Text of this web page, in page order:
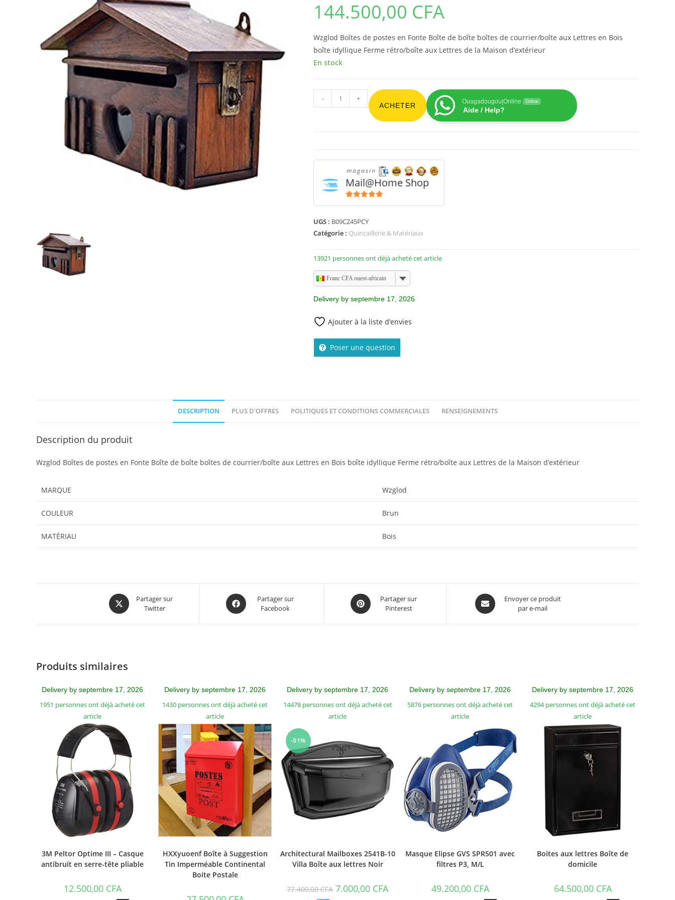
144.500,00 CFA
Wzglod Boîtes de postes en Fonte Boîte de boîte boîtes de courrier/boîte aux Lettres en Bois
boîte idyllique Ferme rétro/boîte aux Lettres de la Maison d’extérieur
En stock
- +
ACHETER Ouagadougou|Online Online
Aide / Help?
magasin
Mail@Home Shop
UGS : B09CZ45PCY
Catégorie : Quincaillerie & Matériaux
13921 personnes ont déjà acheté cet article
Franc CFA ouest-africain
Delivery by septembre 17, 2026
Ajouter à la liste d’envies
Poser une question
DESCRIPTION PLUS D'OFFRES POLITIQUES ET CONDITIONS COMMERCIALES RENSEIGNEMENTS
Description du produit
Wzglod Boîtes de postes en Fonte Boîte de boîte boîtes de courrier/boîte aux Lettres en Bois boîte idyllique Ferme rétro/boîte aux Lettres de la Maison d’extérieur
MARQUE ‎Wzglod
COULEUR ‎Brun
MATÉRIAU ‎Bois
Partager sur
Twitter
Partager sur
Facebook
Partager sur
Pinterest
Envoyer ce produit
par e-mail
Produits similaires
Delivery by septembre 17, 2026
1951 personnes ont déjà acheté cet
article
3M Peltor Optime III – Casque
antibruit en serre-tête pliable
12.500,00 CFA
Delivery by septembre 17, 2026
1430 personnes ont déjà acheté cet
article
HXXyuoenf Boîte à Suggestion
Tin Imperméable Continental
Boite Postale
Delivery by septembre 17, 2026
14478 personnes ont déjà acheté cet
article
-91%
Architectural Mailboxes 2541B-10
Villa Boîte aux lettres Noir
77.400,00CFA 7.000,00 CFA
Delivery by septembre 17, 2026
5876 personnes ont déjà acheté cet
article
Masque Elipse GVS SPR501 avec
filtres P3, M/L
49.200,00 CFA
Delivery by septembre 17, 2026
4294 personnes ont déjà acheté cet
article
Boites aux lettres Boîte de
domicile
64.500,00 CFA